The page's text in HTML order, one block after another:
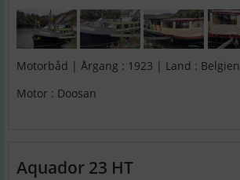
Motorbåd | Årgang : 1923 | Land : Belgien
Motor : Doosan
Aquador 23 HT